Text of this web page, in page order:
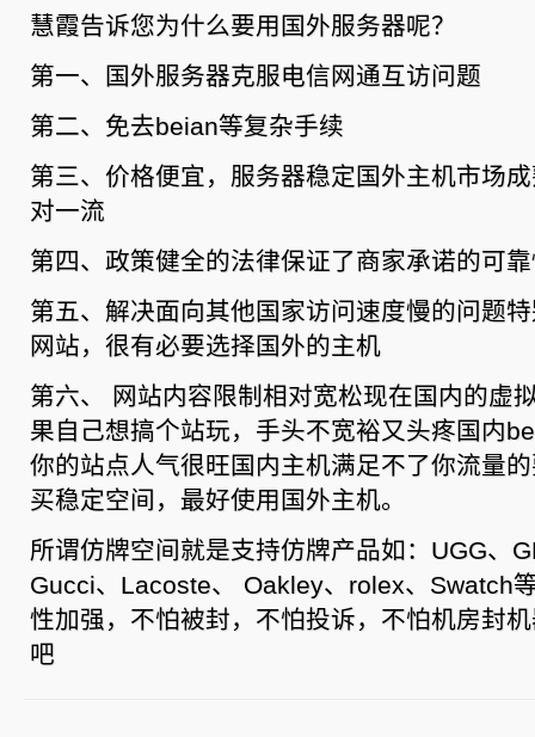
慧霞告诉您为什么要用国外服务器呢？
第一、国外服务器克服电信网通互访问题
第二、免去beian等复杂手续
第三、价格便宜，服务器稳定国外主机市场
对一流
第四、政策健全的法律保证了商家承诺的可
第五、解决面向其他国家访问速度慢的问题
网站，很有必要选择国外的主机
第六、 网站内容限制相对宽松现在国内的虚
果自己想搞个站玩，手头不宽裕又头疼国内
你的站点人气很旺国内主机满足不了你流量
买稳定空间，最好使用国外主机。
所谓仿牌空间就是支持仿牌产品如：UGG、
Gucci、Lacoste、 Oakley、rolex、Swatch
性加强，不怕被封，不怕投诉，不怕机房封
吧